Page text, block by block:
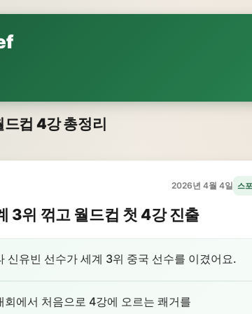
드컵 4강 총정리
2026년 4월 4일 스
3위 꺾고 월드컵 첫 4강 진출
신유빈 선수가 세계 3위 중국 선수를 이겼어요.
회에서 처음으로 4강에 오르는 쾌거를